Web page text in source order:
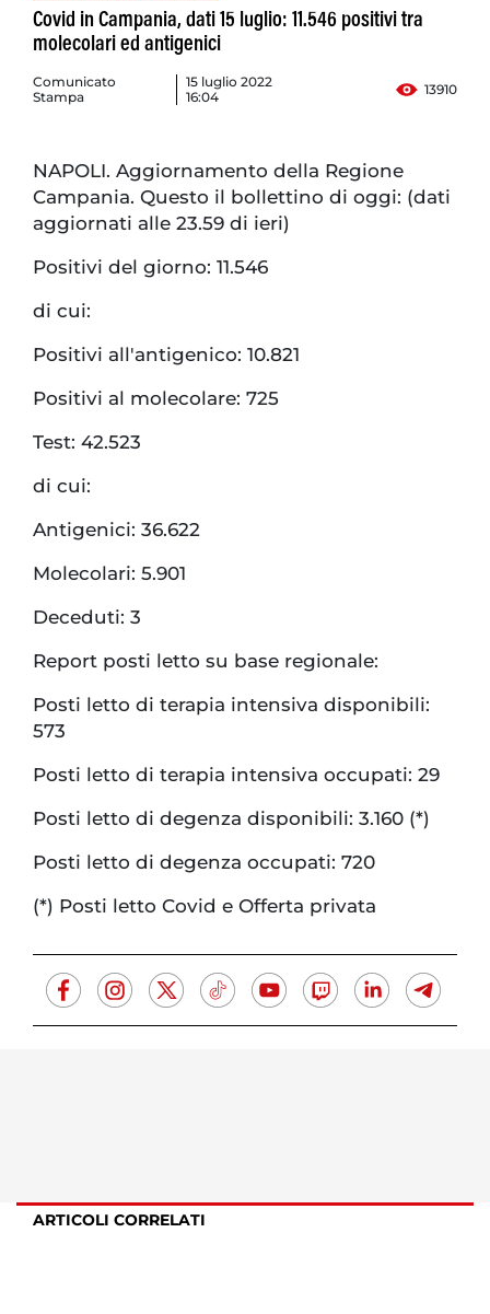
Covid in Campania, dati 15 luglio: 11.546 positivi tra
molecolari ed antigenici
Comunicato
Stampa
15 luglio 2022
16:04
13910
NAPOLI. Aggiornamento della Regione
Campania. Questo il bollettino di oggi: (dati
aggiornati alle 23.59 di ieri)
Positivi del giorno: 11.546
di cui:
Positivi all'antigenico: 10.821
Positivi al molecolare: 725
Test: 42.523
di cui:
Antigenici: 36.622
Molecolari: 5.901
Deceduti: 3
Report posti letto su base regionale:
Posti letto di terapia intensiva disponibili:
573
Posti letto di terapia intensiva occupati: 29
Posti letto di degenza disponibili: 3.160 (*)
Posti letto di degenza occupati: 720
(*) Posti letto Covid e Offerta privata
ARTICOLI CORRELATI